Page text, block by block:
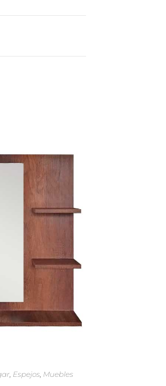
,Espejos,Muebles